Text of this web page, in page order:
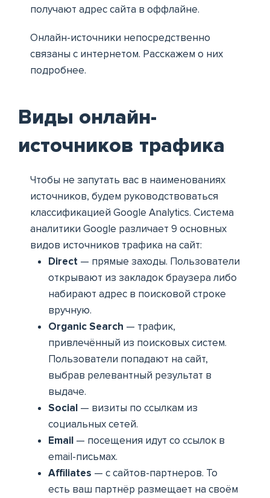
получают адрес сайта в оффлайне.
Онлайн-источники непосредственно
связаны с интернетом. Расскажем о них
подробнее.
Виды онлайн-
источников трафика
Чтобы не запутать вас в наименованиях
источников, будем руководствоваться
классификацией Google Analytics. Система
аналитики Google различает 9 основных
видов источников трафика на сайт:
Direct — прямые заходы. Пользователи
открывают из закладок браузера либо
набирают адрес в поисковой строке
вручную.
Organic Search — трафик,
привлечённый из поисковых систем.
Пользователи попадают на сайт,
выбрав релевантный результат в
выдаче.
Social — визиты по ссылкам из
социальных сетей.
Email — посещения идут со ссылок в
email-письмах.
Affiliates — с сайтов-партнеров. То
есть ваш партнёр размещает на своём